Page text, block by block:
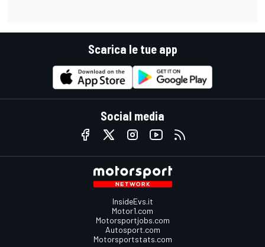
Scarica le tue app
Social media
InsideEvs.it
Motor1.com
Motorsportjobs.com
Autosport.com
Motorsportstats.com